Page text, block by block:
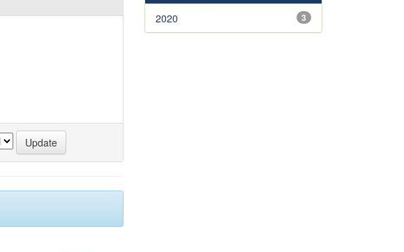
3
2020